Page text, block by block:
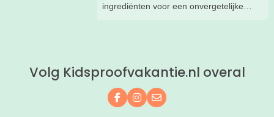
ingrediënten voor een onvergetelijke
Volg Kidsproofvakantie.nl overal
Volg ons op Facebook
Volg ons op Instagram
Mail ons